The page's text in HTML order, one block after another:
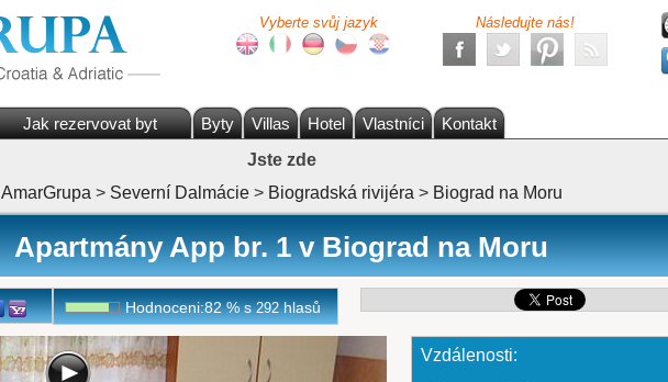
Vyberte svůj jazyk Následujte nás!
Jak rezervovat byt Byty Villas Hotel Vlastníci
Kontakt
Jste zde
AmarGrupa > Severní Dalmácie > Biogradská rivijéra > Biograd na Moru
Apartmány App br. 1 v Biograd na Moru
Hodnoceni:82%s292hlasů
Vzdálenosti: